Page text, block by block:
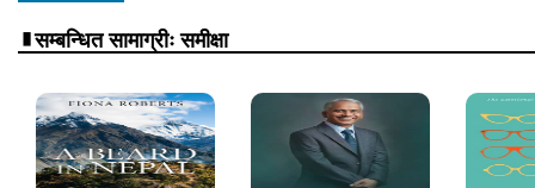
सम्बन्धित सामाग्रीः समीक्षा